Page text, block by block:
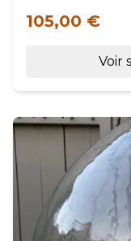
105,00 €
Voir